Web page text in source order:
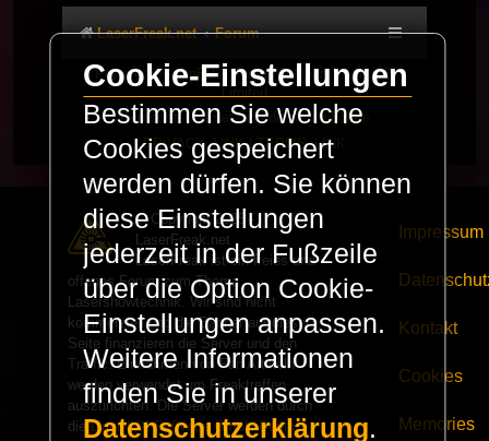
LaserFreak.net Forum
Powered byphpBB® Forum Software © phpBB
Limited
Deutsche Übersetzung durchphpBB.de
PRIVACY_LINK|TERMS_LINK
© Copyright 2025 -
LaserFreak.net
LaserFreak ist ein freies und
offenes Forum zum Thema
Lasershowtechnik. Wir sind nicht
kommerziell und die Banner auf dieser
Seite finanzieren die Server und den
Traffic. Einnahmen von Fan Artikeln
werden verwendet um Freaktreffen
auszurichten. Die Server werden durch
dieLiquiNUX Software GmbH Berlin
Impressum
Kontakt
Cookies
Memories
Cookie-Einstellungen
Bestimmen Sie welche
Cookies gespeichert
werden dürfen. Sie können
diese Einstellungen
jederzeit in der Fußzeile
über die Option Cookie-
Einstellungen anpassen.
Weitere Informationen
finden Sie in unserer
Datenschutzerklärung.